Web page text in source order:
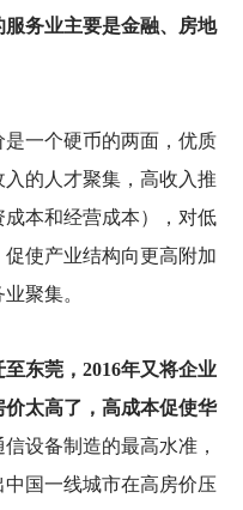
务业主要是金融、房地
一个硬币的两面，优质
的人才聚集，高收入推
本和经营成本），对低
使产业结构向更高附加
聚集。
东莞，2016年又将企业
太高了，高成本促使华
设备制造的最高水准，
国一线城市在高房价压